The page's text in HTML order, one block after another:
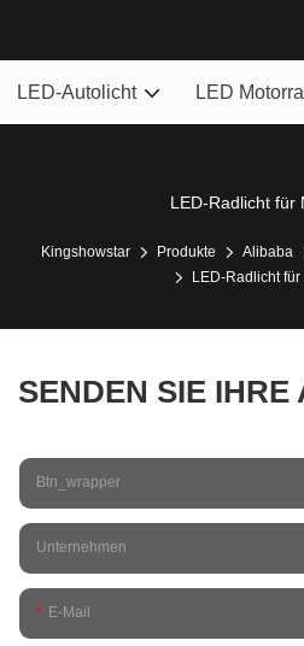
LED-Autolicht LED
LED-Radlicht für
Kingshowstar Produkte Alibaba
LED-Radlicht für
SENDEN SIE IHRE
Btn_wrapper
Unternehmen
E-Mail